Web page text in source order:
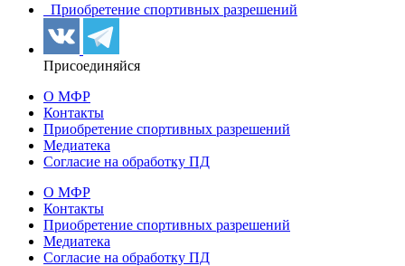
Приобретение спортивных разрешений
Присоединяйся
О МФР
Контакты
Приобретение спортивных разрешений
Медиатека
Согласие на обработку ПД
О МФР
Контакты
Приобретение спортивных разрешений
Медиатека
Согласие на обработку ПД